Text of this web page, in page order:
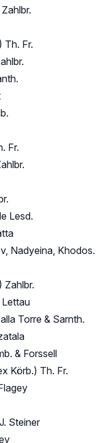
Th. Fr.
Fr.
Lesd.
Nadyeina, Khodos.
Zahlbr.
Torre & Sarnth.
& Forssell
Körb.) Th. Fr.
Steiner